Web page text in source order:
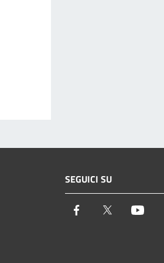
SEGUICI SU
Facebook Twitter